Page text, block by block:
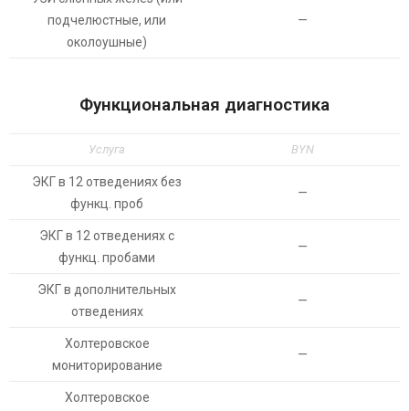
подчелюстные, или
околоушные)
—
Функциональная диагностика
Услуга BYN
ЭКГ в 12 отведениях без
функц. проб
—
ЭКГ в 12 отведениях с
функц. пробами
—
ЭКГ в дополнительных
отведениях
—
Холтеровское
мониторирование
—
Холтеровское